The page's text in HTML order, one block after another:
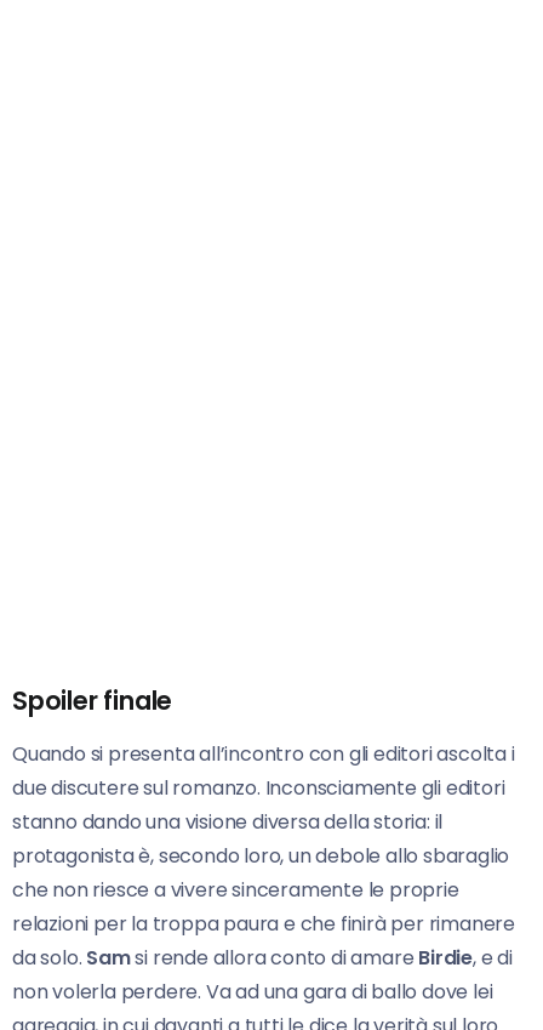
Spoiler finale
Quando si presenta all’incontro con gli editori ascolta i
due discutere sul romanzo. Inconsciamente gli editori
stanno dando una visione diversa della storia: il
protagonista è, secondo loro, un debole allo sbaraglio
che non riesce a vivere sinceramente le proprie
relazioni per la troppa paura e che finirà per rimanere
da solo. Samsi rende allora conto di amare Birdie, e di
non volerla perdere. Va ad una gara di ballo dove lei